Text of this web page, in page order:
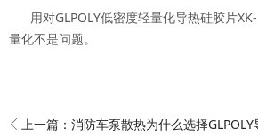
用对GLPOLY低密度轻量化导热硅胶片
量化不是问题。
上一篇： 消防车泵散热为什么选择